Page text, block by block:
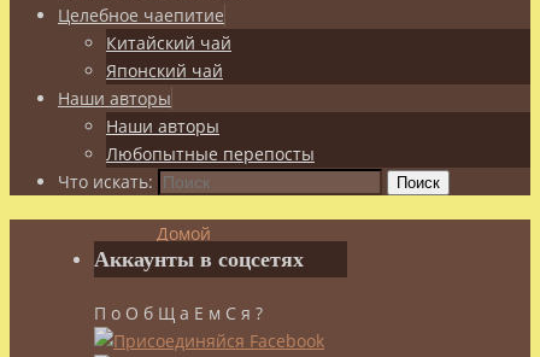
Целебное чаепитие
Китайский чай
Японский чай
Наши авторы
Наши авторы
Любопытные перепосты
Что искать:
Поиск
Домой
Спорт
и
Красота
Аккаунты в соцсетях
П о О б Щ а Е м С я ?